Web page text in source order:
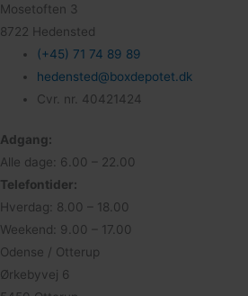
Mosetoften 3
8722 Hedensted
(+45) 71 74 89 89
hedensted@boxdepotet.dk
Cvr. nr. 40421424
Adgang:
Alle dage: 6.00 – 22.00
Telefontider:
Hverdag: 8.00 – 18.00
Weekend: 9.00 – 17.00
Odense / Otterup
Ørkebyvej 6